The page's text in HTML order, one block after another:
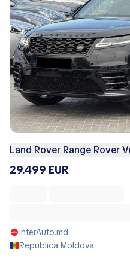
Land Rover Range Rover
29.499 EUR
InterAuto.md
Republica Moldova